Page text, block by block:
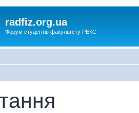
radfiz.org.ua
Форум студентів факультету РЕКС